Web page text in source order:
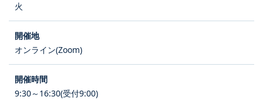
火
オンライン(Zoom)
9:30～16:30(受付9:00)